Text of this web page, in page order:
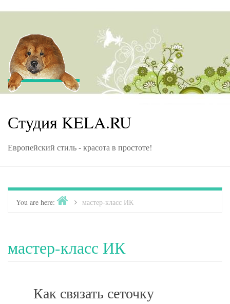
Студия KELA.RU
Европейский стиль - красота в простоте!
You are here: Homeмастер-класс ИК
мастер-класс ИК
Как связать сеточку